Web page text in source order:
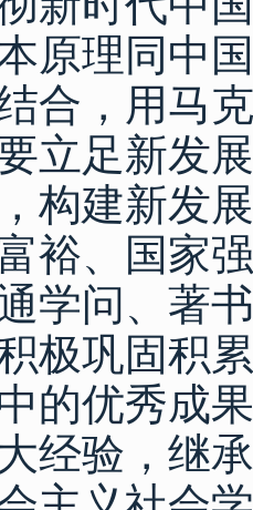
原理同中
合，用马
立足新发
构建新发
裕、国家
学问、著
极巩固积
的优秀成
经验，继